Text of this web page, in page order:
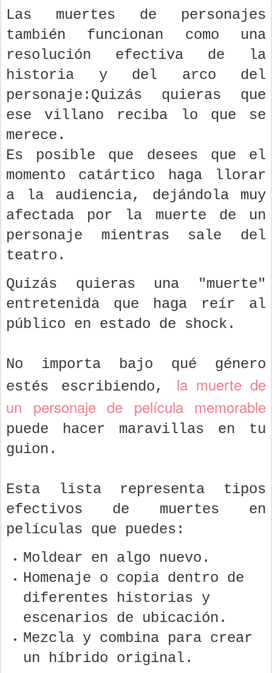
Las muertes de personajes
también funcionan como una
resolución efectiva de la
historia y del arco del
personaje:Quizás quieras que
ese villano reciba lo que se
merece.
Es posible que desees que el
momento catártico haga llorar
a la audiencia, dejándola muy
afectada por la muerte de un
personaje mientras sale del
teatro.
Quizás quieras una "muerte"
entretenida que haga reír al
público en estado de shock.
No importa bajo qué género
estés escribiendo, la muerte de
un personaje de película memorable
puede hacer maravillas en tu
guion.
Esta lista representa tipos
efectivos de muertes en
películas que puedes:
Moldear en algo nuevo.
Homenaje o copia dentro de
diferentes historias y
escenarios de ubicación.
Mezcla y combina para crear
un híbrido original.